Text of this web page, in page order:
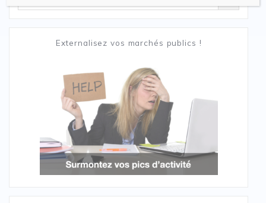
Externalisez vos marchés publics !